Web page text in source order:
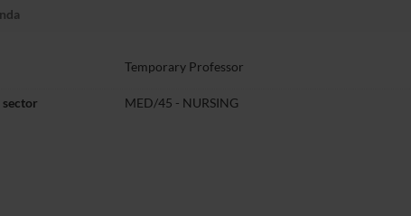
Temporary Professor
sector MED/45 - NURSING